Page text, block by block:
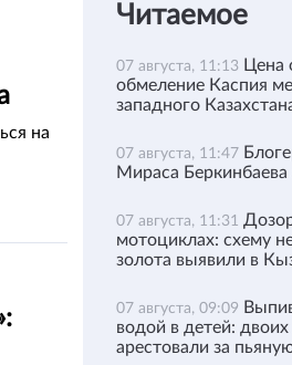
на
Читаемое
07 августа, 11:13 Цена
обмеление Каспия
западного
07 августа, 11:47
Мираса Беркинбаева
07 августа, 11:31
мотоциклах: схему
золота выявили в
07 августа, 09:09
водой в детей:
арестовали за